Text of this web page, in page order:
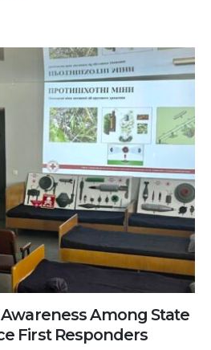
Awareness Among State
First Responders